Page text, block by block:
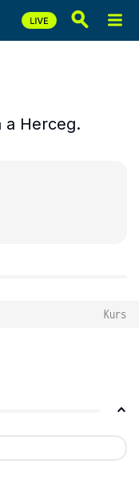
a Herceg.
Kurs